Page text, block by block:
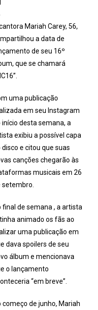
Mariah Carey, 56,
a data de
de seu 16º
que se chamará
uma publicação
em seu Instagram
início desta semana, a
exibiu a possível capa
disco e citou que suas
canções chegarão às
musicais em 26
setembro.
final de semana , a artista
animado os fãs ao
uma publicação em
dava spoilers de seu
álbum e mencionava
o lançamento
“em breve”.
começo de junho, Mariah